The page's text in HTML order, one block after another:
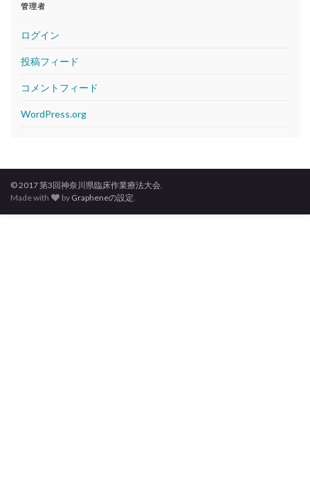
管理者
ログイン
投稿フィード
コメントフィード
WordPress.org
© 2017 第3回神奈川県臨床作業療法大会.
Made with
by Grapheneの設定.